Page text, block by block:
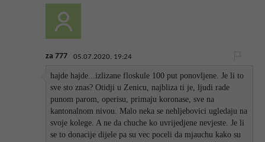
za 777 05.07.2020. 19:24
hajde hajde...izlizane floskule 100 put ponovljene. Je li to
sve sto znas? Otidji u Zenicu, najbliza ti je, ljudi rade
punom parom, operisu, primaju koronase, sve na
kantonalnom nivou. Malo neka se nehljebovici ugledaju na
svoje kolege. A ne da chuche ko uvrijedjene nevjeste. Je li
se to donacije dijele pa su vec poceli da mjauchu kako su